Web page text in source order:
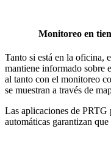
Monitoreo en
Tanto si está en la oficina,
mantiene informado sobre
al tanto con el monitoreo
se muestran a través de
Las aplicaciones de
automáticas garantizan